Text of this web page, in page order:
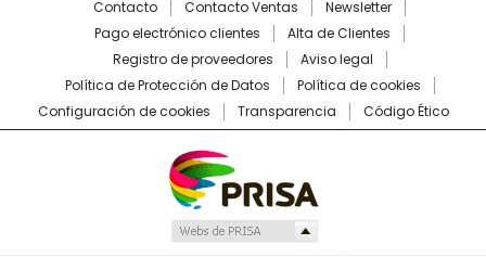
Contacto Contacto Ventas
Newsletter
Pago electrónico clientes
Alta de Clientes
Registro de proveedores
Aviso legal
Política de Protección de Datos
Política de cookies
Configuración de cookies
Transparencia Código Ético